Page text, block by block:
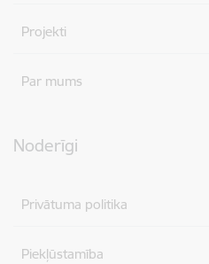
Projekti
Par mums
Noderīgi
Privātuma politika
Piekļūstamība